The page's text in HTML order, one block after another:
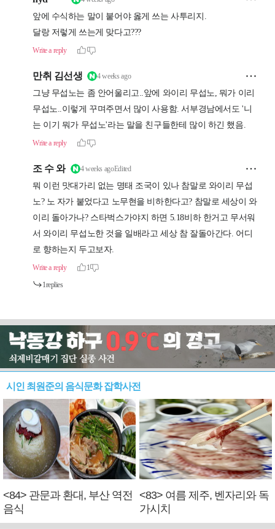
시인 최원준의 음식문화 잡학사전
<84> 관문과 환대, 부산 역전
음식
<83> 여름 제주, 벤자리와 독
가시치